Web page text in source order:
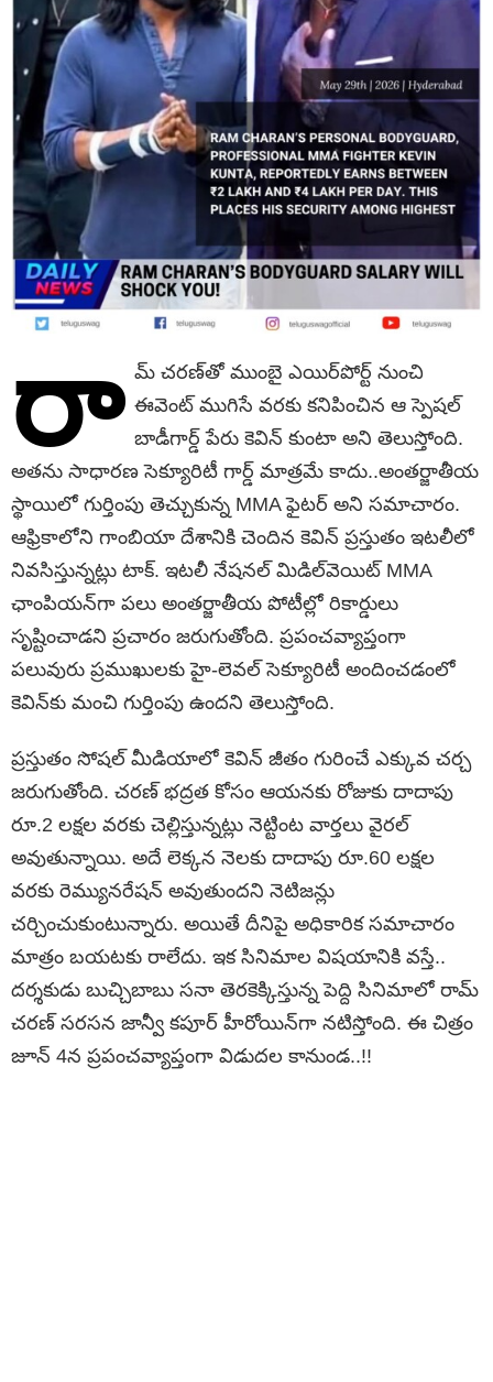
రా మ్ చరణ్‌తో ముంబై ఎయిర్‌పోర్ట్ నుంచి
ఈవెంట్ ముగిసే వరకు కనిపించిన ఆ స్పెషల్
బాడీగార్డ్ పేరు కెవిన్ కుంటా అని తెలుస్తోంది.
అతను సాధారణ సెక్యూరిటీ గార్డ్ మాత్రమే కాదు..అంతర్జాతీయ
స్థాయిలో గుర్తింపు తెచ్చుకున్న MMA ఫైటర్ అని సమాచారం.
ఆఫ్రికాలోని గాంబియా దేశానికి చెందిన కెవిన్ ప్రస్తుతం ఇటలీలో
నివసిస్తున్నట్లు టాక్. ఇటలీ నేషనల్ మిడిల్‌వెయిట్ MMA
ఛాంపియన్‌గా పలు అంతర్జాతీయ పోటీల్లో రికార్డులు
సృష్టించాడని ప్రచారం జరుగుతోంది. ప్రపంచవ్యాప్తంగా
పలువురు ప్రముఖులకు హై-లెవల్ సెక్యూరిటీ అందించడంలో
కెవిన్‌కు మంచి గుర్తింపు ఉందని తెలుస్తోంది.
ప్రస్తుతం సోషల్ మీడియాలో కెవిన్ జీతం గురించే ఎక్కువ చర్చ
జరుగుతోంది. చరణ్ భద్రత కోసం ఆయనకు రోజుకు దాదాపు
రూ.2 లక్షల వరకు చెల్లిస్తున్నట్లు నెట్టింట వార్తలు వైరల్
అవుతున్నాయి. అదే లెక్కన నెలకు దాదాపు రూ.60 లక్షల
వరకు రెమ్యునరేషన్ అవుతుందని నెటిజన్లు
చర్చించుకుంటున్నారు. అయితే దీనిపై అధికారిక సమాచారం
మాత్రం బయటకు రాలేదు. ఇక సినిమాల విషయానికి వస్తే..
దర్శకుడు బుచ్చిబాబు సనా తెరకెక్కిస్తున్న పెద్ది సినిమాలో రామ్
చరణ్ సరసన జాన్వీ కపూర్ హీరోయిన్‌గా నటిస్తోంది. ఈ చిత్రం
జూన్ 4న ప్రపంచవ్యాప్తంగా విడుదల కానుండ..!!